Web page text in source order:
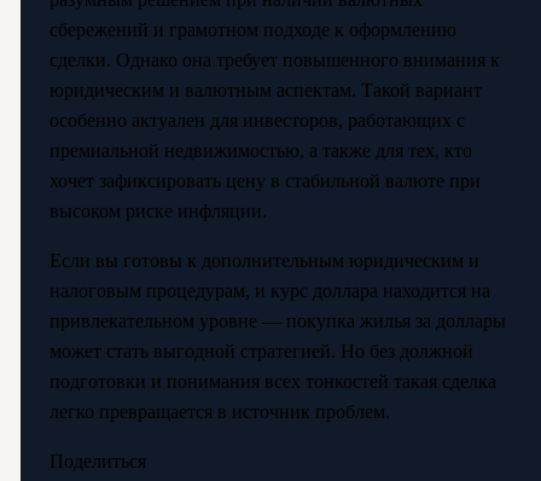
сбережений и грамотном подходе к оформлению
сделки. Однако она требует повышенного внимания к
юридическим и валютным аспектам. Такой вариант
особенно актуален для инвесторов, работающих с
премиальной недвижимостью, а также для тех, кто
хочет зафиксировать цену в стабильной валюте при
высоком риске инфляции.
Если вы готовы к дополнительным юридическим и
налоговым процедурам, и курс доллара находится на
привлекательном уровне — покупка жилья за доллары
может стать выгодной стратегией. Но без должной
подготовки и понимания всех тонкостей такая сделка
легко превращается в источник проблем.
Поделиться